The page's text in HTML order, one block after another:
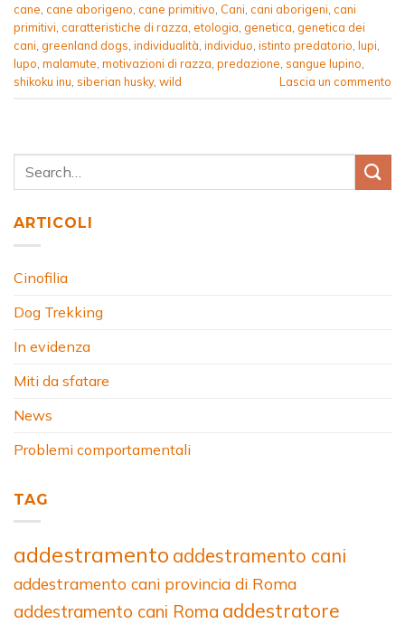
cane, cane aborigeno, cane primitivo, Cani, cani aborigeni, cani
primitivi, caratteristiche di razza, etologia, genetica, genetica dei
cani, greenland dogs, individualità, individuo, istinto predatorio, lupi,
lupo, malamute, motivazioni di razza, predazione, sangue lupino,
shikoku inu, siberian husky, wild Lascia un commento
ARTICOLI
Cinofilia
Dog Trekking
In evidenza
Miti da sfatare
News
Problemi comportamentali
TAG
addestramento addestramento cani
addestramento cani provincia di Roma
addestramento cani Roma addestratore